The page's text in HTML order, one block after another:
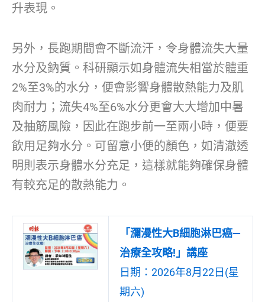
升表現。
另外，長跑期間會不斷流汗，令身體流失大量
水分及鈉質。科研顯示如身體流失相當於體重
2%至3%的水分，便會影響身體散熱能力及肌
肉耐力；流失4%至6%水分更會大大增加中暑
及抽筋風險，因此在跑步前一至兩小時，便要
飲用足夠水分。可留意小便的顏色，如清澈透
明則表示身體水分充足，這樣就能夠確保身體
有較充足的散熱能力。
「瀰漫性大B細胞淋巴癌—
治療全攻略!」講座
日期：2026年8月22日(星
期六)